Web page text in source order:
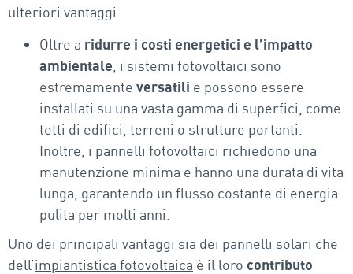
ulteriori vantaggi.
Oltre a ridurre i costi energetici e l’impatto
ambientale , i sistemi fotovoltaici sono
estremamente versatili e possono essere
installati su una vasta gamma di superfici, come
tetti di edifici, terreni o strutture portanti.
Inoltre, i pannelli fotovoltaici richiedono una
manutenzione minima e hanno una durata di vita
lunga, garantendo un flusso costante di energia
pulita per molti anni.
Uno dei principali vantaggi sia dei pannelli solari che
dell’impiantistica fotovoltaica è il loro contributo